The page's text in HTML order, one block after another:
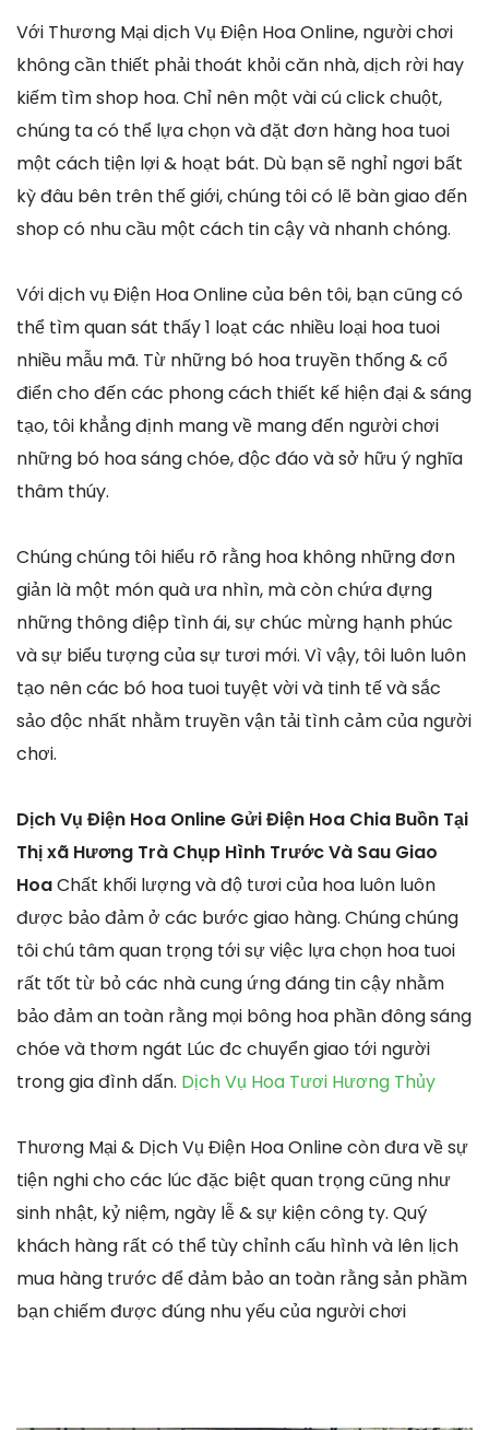
Với Thương Mại dịch Vụ Điện Hoa Online, người chơi
không cần thiết phải thoát khỏi căn nhà, dịch rời hay
kiếm tìm shop hoa. Chỉ nên một vài cú click chuột,
chúng ta có thể lựa chọn và đặt đơn hàng hoa tuoi
một cách tiện lợi & hoạt bát. Dù bạn sẽ nghỉ ngơi bất
kỳ đâu bên trên thế giới, chúng tôi có lẽ bàn giao đến
shop có nhu cầu một cách tin cậy và nhanh chóng.
Với dịch vụ Điện Hoa Online của bên tôi, bạn cũng có
thể tìm quan sát thấy 1 loạt các nhiều loại hoa tuoi
nhiều mẫu mã. Từ những bó hoa truyền thống & cổ
điển cho đến các phong cách thiết kế hiện đại & sáng
tạo, tôi khẳng định mang về mang đến người chơi
những bó hoa sáng chóe, độc đáo và sở hữu ý nghĩa
thâm thúy.
Chúng chúng tôi hiểu rõ rằng hoa không những đơn
giản là một món quà ưa nhìn, mà còn chứa đựng
những thông điệp tình ái, sự chúc mừng hạnh phúc
và sự biểu tượng của sự tươi mới. Vì vậy, tôi luôn luôn
tạo nên các bó hoa tuoi tuyệt vời và tinh tế và sắc
sảo độc nhất nhằm truyền vận tải tình cảm của người
chơi.
Dịch Vụ Điện Hoa Online Gửi Điện Hoa Chia Buồn Tại
Thị xã Hương Trà Chụp Hình Trước Và Sau Giao
HoaChất khối lượng và độ tươi của hoa luôn luôn
được bảo đảm ở các bước giao hàng. Chúng chúng
tôi chú tâm quan trọng tới sự việc lựa chọn hoa tuoi
rất tốt từ bỏ các nhà cung ứng đáng tin cậy nhằm
bảo đảm an toàn rằng mọi bông hoa phần đông sáng
chóe và thơm ngát Lúc đc chuyển giao tới người
trong gia đình dấn. Dịch Vụ Hoa Tươi Hương Thủy
Thương Mại & Dịch Vụ Điện Hoa Online còn đưa về sự
tiện nghi cho các lúc đặc biệt quan trọng cũng như
sinh nhật, kỷ niệm, ngày lễ & sự kiện công ty. Quý
khách hàng rất có thể tùy chỉnh cấu hình và lên lịch
mua hàng trước để đảm bảo an toàn rằng sản phầm
bạn chiếm được đúng nhu yếu của người chơi